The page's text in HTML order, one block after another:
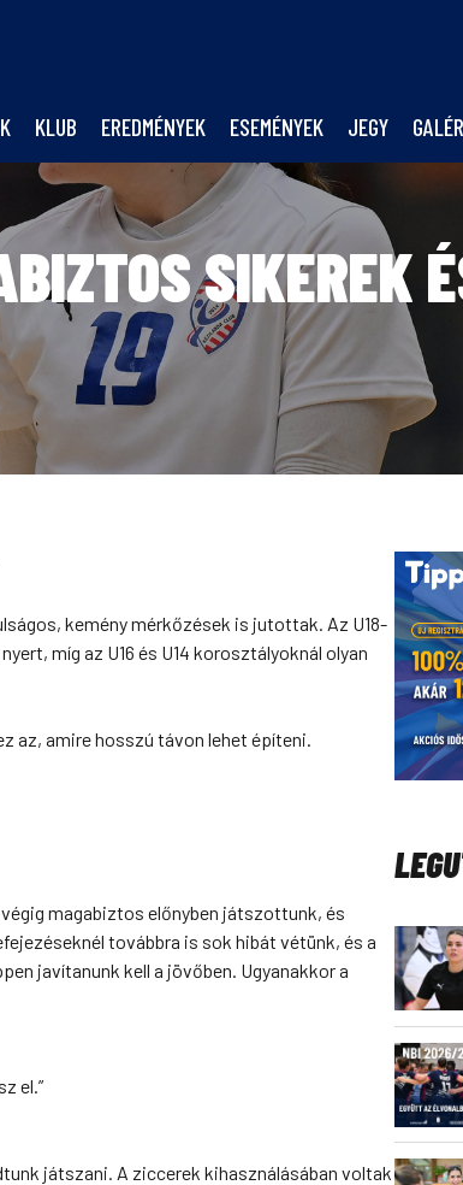
KLUB EREDMÉNYEK ESEMÉNYEK JEGY
SIKEREK
kemény mérkőzések is jutottak. Az U18-
míg az U16 és U14 korosztályoknál olyan
az, amire hosszú távon lehet építeni.
magabiztos előnyben játszottunk, és
továbbra is sok hibát vétünk, és a
javítanunk kell a jövőben. Ugyanakkor a
el.”
játszani. A ziccerek kihasználásában voltak